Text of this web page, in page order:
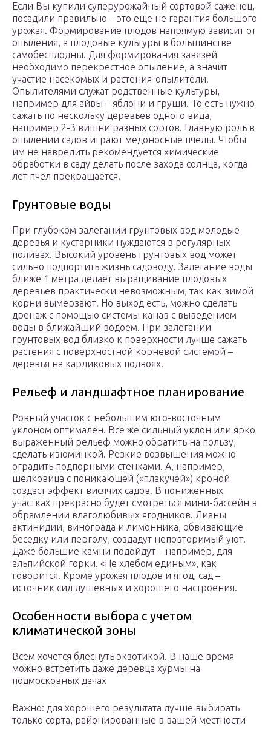
Если Вы купили суперурожайный сортовой саженец,
посадили правильно – это еще не гарантия большого
урожая. Формирование плодов напрямую зависит от
опыления, а плодовые культуры в большинстве
самобесплодны. Для формирования завязей
необходимо перекрестное опыление, а значит
участие насекомых и растения-опылители.
Опылителями служат родственные культуры,
например для айвы – яблони и груши. То есть нужно
сажать по нескольку деревьев одного вида,
например 2-3 вишни разных сортов. Главную роль в
опылении садов играют медоносные пчелы. Чтобы
им не навредить рекомендуется химические
обработки в саду делать после захода солнца, когда
лет пчел прекращается.
Грунтовые воды
При глубоком залегании грунтовых вод молодые
деревья и кустарники нуждаются в регулярных
поливах. Высокий уровень грунтовых вод может
сильно подпортить жизнь садоводу. Залегание воды
ближе 1 метра делает выращивание плодовых
деревьев практически невозможным, так как зимой
корни вымерзают. Но выход есть, можно сделать
дренаж с помощью системы канав с выведением
воды в ближайший водоем. При залегании
грунтовых вод близко к поверхности лучше сажать
растения с поверхностной корневой системой –
деревья на карликовых подвоях.
Рельеф и ландшафтное планирование
Ровный участок с небольшим юго-восточным
уклоном оптимален. Все же сильный уклон или ярко
выраженный рельеф можно обратить на пользу,
сделать изюминкой. Резкие возвышения можно
оградить подпорными стенками. А, например,
шелковица с поникающей («плакучей») кроной
создаст эффект висячих садов. В пониженных
участках прекрасно будет смотреться мини-бассейн в
обрамлении влаголюбивых ягодников. Лианы
актинидии, винограда и лимонника, обвивающие
беседку или перголу, создадут неповторимый уют.
Даже большие камни подойдут – например, для
альпийской горки. «Не хлебом единым», как
говорится. Кроме урожая плодов и ягод, сад –
источник сил душевных и хорошего настроения.
Особенности выбора с учетом
климатической зоны
Всем хочется блеснуть экзотикой. В наше время
можно встретить даже деревца хурмы на
подмосковных дачах
Важно: для хорошего результата лучше выбирать
только сорта, районированные в вашей местности